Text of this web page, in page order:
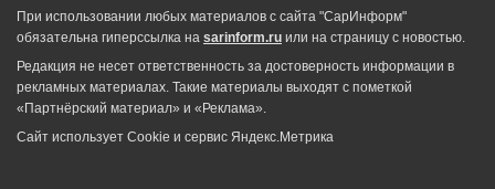
При использовании любых материалов с сайта "СарИнформ"
обязательна гиперссылка на sarinform.ru или на страницу с новостью.
Редакция не несет ответственность за достоверность информации в
рекламных материалах. Такие материалы выходят с пометкой
«Партнёрский материал» и «Реклама».
Сайт использует Cookie и сервиc Яндекс.Метрика